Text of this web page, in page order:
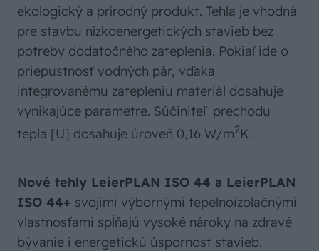
ekologický a prírodný produkt. Tehla je vhodná
pre stavbu nízkoenergetických stavieb bez
potreby dodatočného zateplenia. Pokiaľ ide o
priepustnosť vodných pár, vďaka
integrovanému zatepleniu materiál dosahuje
vynikajúce parametre. Súčiniteľ prechodu
tepla [U] dosahuje úroveň 0,16 W/m2K.
Nové tehly LeierPLAN ISO 44 a LeierPLAN
ISO 44+ svojimi výbornými tepelnoizolačnými
vlastnosťami spĺňajú vysoké nároky na zdravé
bývanie i energetickú úspornosť stavieb.